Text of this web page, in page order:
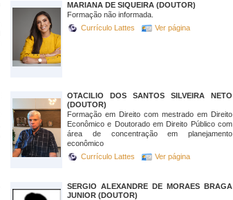
MARIANA DE SIQUEIRA (DOUTOR)
Formação não informada.
Currículo Lattes
Ver página
OTACILIO DOS SANTOS SILVEIRA NETO
(DOUTOR)
Formação em Direito com mestrado em Direito
Econômico e Doutorado em Direito Público com
área de concentração em planejamento
econômico
Currículo Lattes
Ver página
SERGIO ALEXANDRE DE MORAES BRAGA
JUNIOR (DOUTOR)